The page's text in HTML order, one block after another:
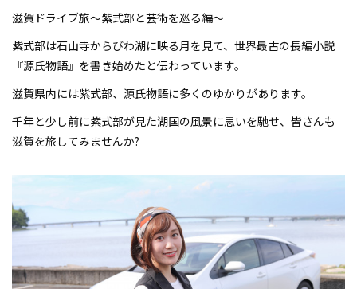
滋賀ドライブ旅～紫式部と芸術を巡る編～
紫式部は石山寺からびわ湖に映る月を見て、世界最古の長編小説
『源氏物語』を書き始めたと伝わっています。
滋賀県内には紫式部、源氏物語に多くのゆかりがあります。
千年と少し前に紫式部が見た湖国の風景に思いを馳せ、皆さんも
滋賀を旅してみませんか?